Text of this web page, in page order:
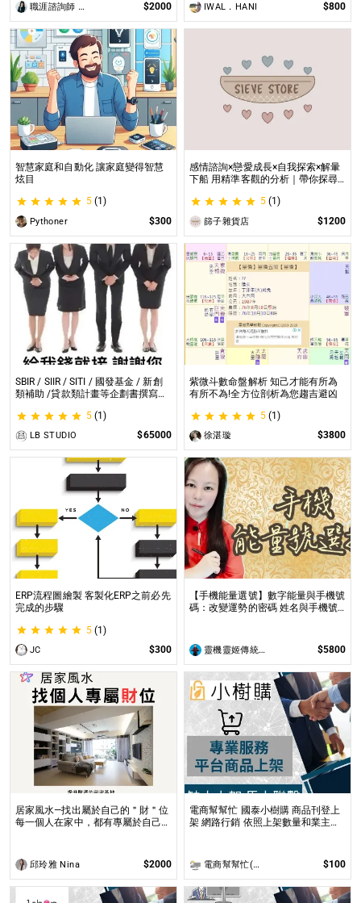
職涯諮詢師 阿紫 $2000 IWAL．HANI $800
智慧家庭和自動化 讓家庭變得智慧
炫目
5 (1)
Pythoner $300
感情諮詢×戀愛成長×自我探索×解暈
下船 用精準客觀的分析｜帶你探尋
5 (1)
篩子雜貨店 $1200
SBIR / SIIR / SITI / 國發基金 / 新創
類補助 /貸款類計畫等企劃書撰寫
類補助 /貸款類計畫等企劃書撰寫
5 (1)
LB STUDIO $65000
紫微斗數命盤解析 知己才能有所為
有所不為!全方位剖析為您趨吉避凶
5 (1)
徐湛璇 $3800
ERP流程圖繪製 客製化ERP之前必先
完成的步驟
5 (1)
JC $300
【手機能量選號】數字能量與手機號
碼：改變運勢的密碼 姓名與手機號
靈機靈姬傳統文化學院 $5800
居家風水—找出屬於自己的＂財＂位
每一個人在家中，都有專屬於自己的
邱玲雅 Nina $2000
電商幫幫忙 國泰小樹購 商品刊登上
架 網路行銷 依照上架數量和業主討
電商幫幫忙(電商平台代營運/電商上架/運營策略/網路行銷) $100